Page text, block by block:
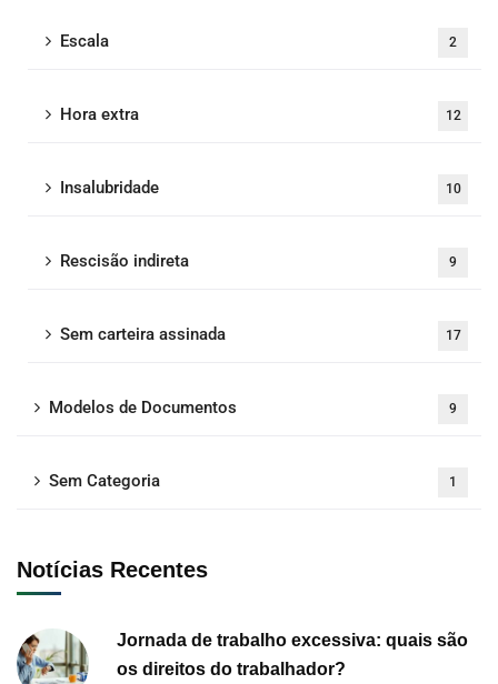
Escala 2
Hora extra 12
Insalubridade 10
Rescisão indireta 9
Sem carteira assinada 17
Modelos de Documentos 9
Sem Categoria 1
Notícias Recentes
Jornada de trabalho excessiva: quais são
os direitos do trabalhador?